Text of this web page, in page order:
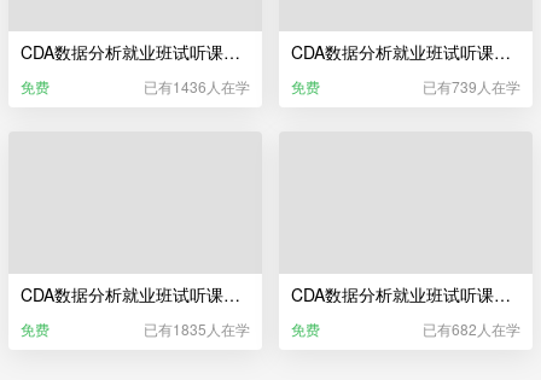
CDA数据分析就业班试听课——Python统计分析
免费 已有1436人在学
CDA数据分析就业班试听课——CDA数据分析师职业发展服务
免费 已有739人在学
CDA数据分析就业班试听课——Excel业务数据分析（更新于2025年06月）
免费 已有1835人在学
CDA数据分析就业班试听课——Power BI商业智能分析
免费 已有682人在学